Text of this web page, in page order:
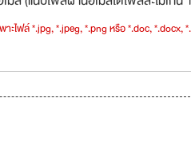
าะไฟล์ *.jpg, *.jpeg, *.png หรือ *.doc, *.docx,